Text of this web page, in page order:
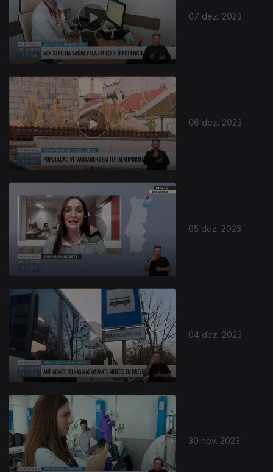
07 dez. 2023
06 dez. 2023
05 dez. 2023
04 dez. 2023
30 nov. 2023